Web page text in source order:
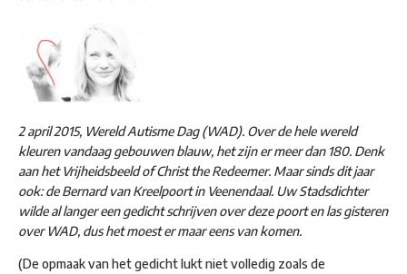
2 april 2015, Wereld Autisme Dag (WAD). Over de hele wereld
kleuren vandaag gebouwen blauw, het zijn er meer dan 180. Denk
aan het Vrijheidsbeeld of Christ the Redeemer. Maar sinds dit jaar
ook: de Bernard van Kreelpoort in Veenendaal. Uw Stadsdichter
wilde al langer een gedicht schrijven over deze poort en las gisteren
over WAD, dus het moest er maar eens van komen.
(De opmaak van het gedicht lukt niet volledig zoals de